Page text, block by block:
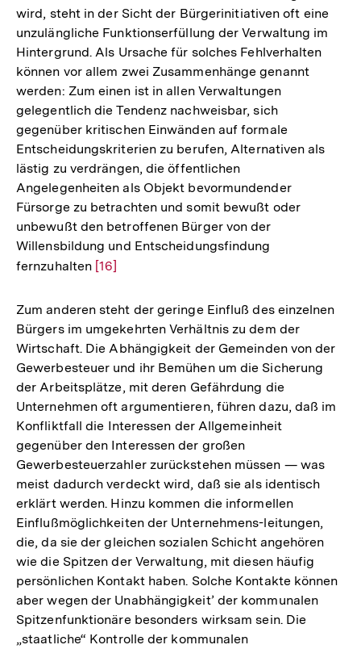
wird, steht in der Sicht der Bürgerinitiativen oft eine
unzulängliche Funktionserfüllung der Verwaltung im
Hintergrund. Als Ursache für solches Fehlverhalten
können vor allem zwei Zusammenhänge genannt
werden: Zum einen ist in allen Verwaltungen
gelegentlich die Tendenz nachweisbar, sich
gegenüber kritischen Einwänden auf formale
Entscheidungskriterien zu berufen, Alternativen als
lästig zu verdrängen, die öffentlichen
Angelegenheiten als Objekt bevormundender
Fürsorge zu betrachten und somit bewußt oder
unbewußt den betroffenen Bürger von der
Willensbildung und Entscheidungsfindung
fernzuhalten Zur
der
Fußnote
[16]
Zum anderen steht der geringe Einfluß des einzelnen
Bürgers im umgekehrten Verhältnis zu dem der
Wirtschaft. Die Abhängigkeit der Gemeinden von der
Gewerbesteuer und ihr Bemühen um die Sicherung
der Arbeitsplätze, mit deren Gefährdung die
Unternehmen oft argumentieren, führen dazu, daß im
Konfliktfall die Interessen der Allgemeinheit
gegenüber den Interessen der großen
Gewerbesteuerzahler zurückstehen müssen — was
meist dadurch verdeckt wird, daß sie als identisch
erklärt werden. Hinzu kommen die informellen
Einflußmöglichkeiten der Unternehmens-leitungen,
die, da sie der gleichen sozialen Schicht angehören
wie die Spitzen der Verwaltung, mit diesen häufig
persönlichen Kontakt haben. Solche Kontakte können
aber wegen der Unabhängigkeit’ der kommunalen
Spitzenfunktionäre besonders wirksam sein. Die
„staatliche“ Kontrolle der kommunalen